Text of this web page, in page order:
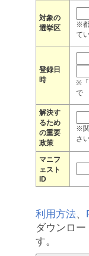
対象の
選挙区
※
て
登録日
時
※
で
解決す
るため
の重要
政策
※
さい
マニフ
ェスト
ID
利用方法、
ダウンロー
す。